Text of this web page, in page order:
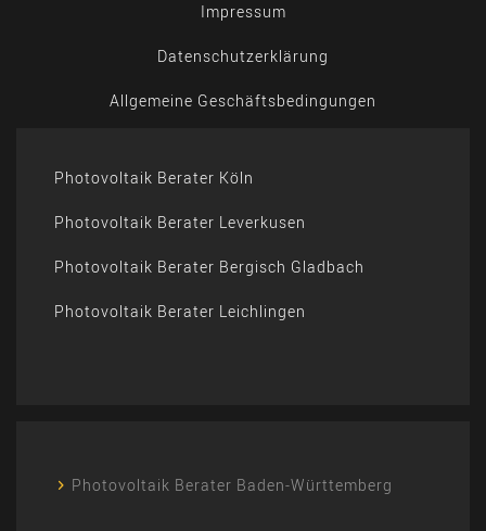
Impressum
Datenschutzerklärung
Allgemeine Geschäftsbedingungen
Photovoltaik Berater Köln
Photovoltaik Berater Leverkusen
Photovoltaik Berater Bergisch Gladbach
Photovoltaik Berater Leichlingen
Photovoltaik Berater Baden-Württemberg